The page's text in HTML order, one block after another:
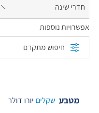
חדרי שינה
אפשרויות נוספות
חיפוש מתקדם
מטבע שקלים יורו דולר